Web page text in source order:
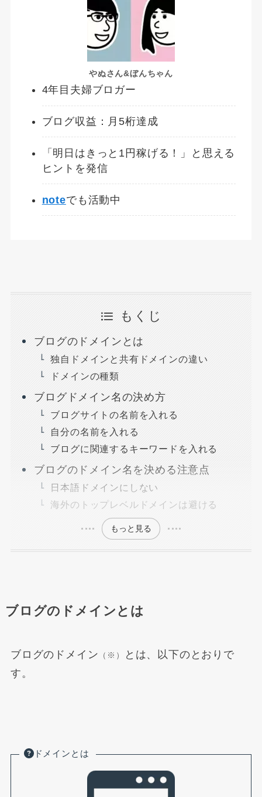
やぬさん&ぼんちゃん
4年目夫婦ブロガー
ブログ収益：月5桁達成
「明日はきっと1円稼げる！」と思える
ヒントを発信
noteでも活動中
もくじ
ブログのドメインとは
独自ドメインと共有ドメインの違い
ドメインの種類
ブログドメイン名の決め方
ブログサイトの名前を入れる
自分の名前を入れる
ブログに関連するキーワードを入れる
ブログのドメイン名を決める注意点
日本語ドメインにしない
海外のトップレベルドメインは避ける
もっと見る
ブログのドメインとは
ブログのドメイン （※）
とは、以下のとおりで
す。
ドメインとは